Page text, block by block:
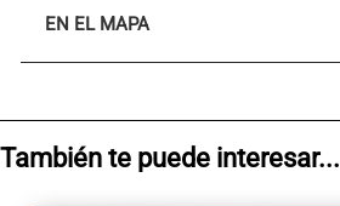
EN EL MAPA
También te puede interesar...